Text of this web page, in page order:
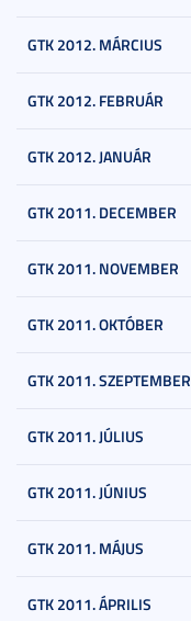
GTK 2012. MÁRCIUS
GTK 2012. FEBRUÁR
GTK 2012. JANUÁR
GTK 2011. DECEMBER
GTK 2011. NOVEMBER
GTK 2011. OKTÓBER
GTK 2011. SZEPTEMBER
GTK 2011. JÚLIUS
GTK 2011. JÚNIUS
GTK 2011. MÁJUS
GTK 2011. ÁPRILIS